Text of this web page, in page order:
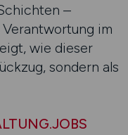
–
im
wie dieser
sondern als